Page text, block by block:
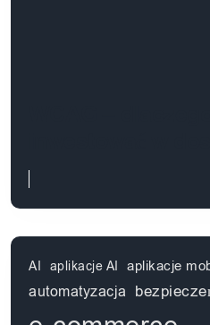
AI aplikacje AI aplikacje
automatyzacja